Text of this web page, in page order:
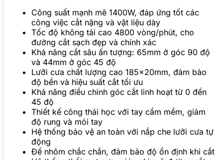
Công suất mạnh mẽ 1400W, đáp ứng tốt các
công việc cắt nặng và vật liệu dày
Tốc độ không tải cao 4800 vòng/phút, cho
đường cắt sạch đẹp và chính xác
Khả năng cắt sâu ấn tượng: 65mm ở góc 90 độ
và 44mm ở góc 45 độ
Lưỡi cưa chất lượng cao 185x20mm, đảm bảo
độ bền và hiệu suất cắt tối ưu
Khả năng điều chỉnh góc cắt linh hoạt từ 0 đến
45 độ
Thiết kế công thái học với tay cầm mềm, giảm
độ rung và mỏi tay
Hệ thống bảo vệ an toàn với nắp che lưỡi cưa tự
động
Đế nhôm chắc chắn, đảm bảo độ ổn định khi cắt